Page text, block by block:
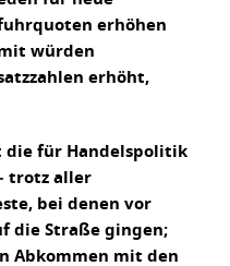
erhöhen
würden
erhöht,
die für Handelspolitik
trotz aller
bei denen vor
die Straße gingen;
Abkommen mit den